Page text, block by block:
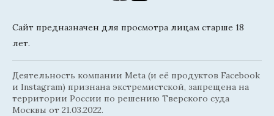
Сайт предназначен для просмотра лицам старше 18
лет.
Деятельность компании Meta (и её продуктов Facebook
и Instagram) признана экстремистской, запрещена на
территории России по решению Тверского суда
Москвы от 21.03.2022.